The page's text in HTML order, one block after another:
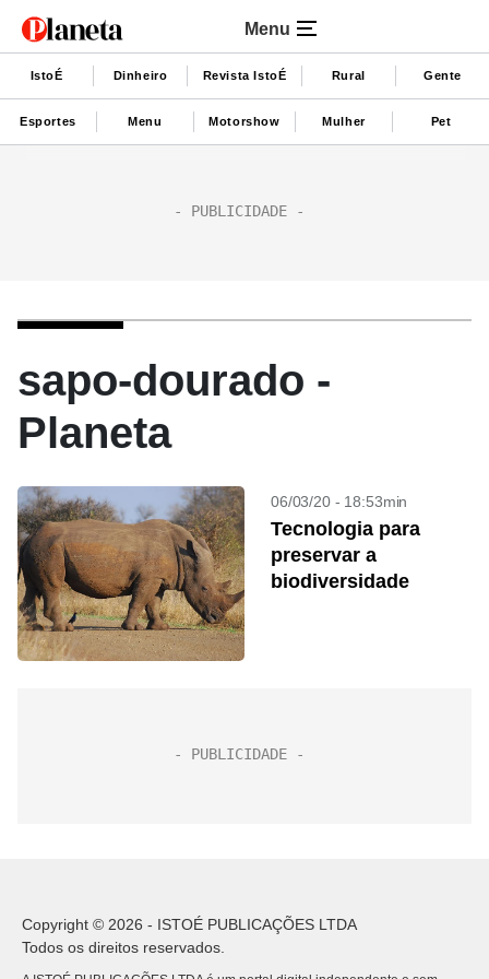
Menu
IstoÉ Dinheiro Revista IstoÉ Rural Gente
Esportes Menu Motorshow Mulher Pet
sapo-dourado -
Planeta
06/03/20 - 18:53min
Tecnologia para
preservar a
biodiversidade
Copyright © 2026 - ISTOÉ PUBLICAÇÕES LTDA
Todos os direitos reservados.